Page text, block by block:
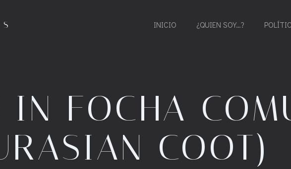
INICIO ¿QUIEN SOY…?
IN FOCHA
COOT)